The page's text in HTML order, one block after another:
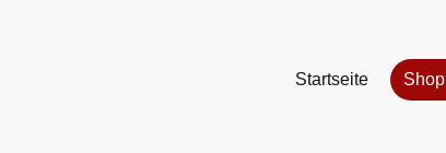
Startseite Shop